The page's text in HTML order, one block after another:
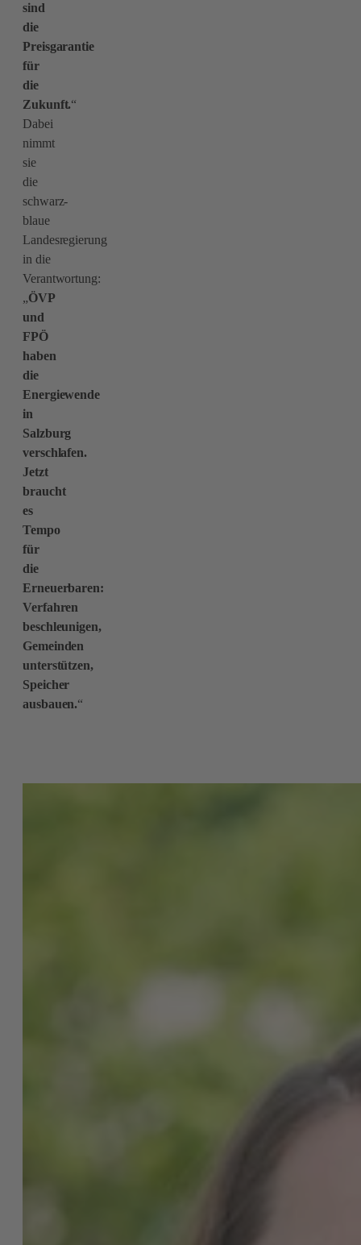
sind
die
Preisgarantie
für
die
Zukunft.“
Dabei
nimmt
sie
die
schwarz-
blaue
Landesregierung
in die
Verantwortung:
„ÖVP
und
FPÖ
haben
die
Energiewende
in
Salzburg
verschlafen.
Jetzt
braucht
es
Tempo
für
die
Erneuerbaren:
Verfahren
beschleunigen,
Gemeinden
unterstützen,
Speicher
ausbauen.“